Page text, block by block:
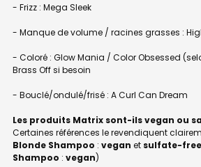
- Frizz : Mega Sleek
- Manque de volume / racines grasses :
- Coloré : Glow Mania / Color Obsessed
Brass Off si besoin
- Bouclé/ondulé/frisé : A Curl Can Dream
Les produits Matrix sont-ils vegan ou
Certaines références le revendiquent
Blonde Shampoo : vegan et sulfate-free
Shampoo : vegan)